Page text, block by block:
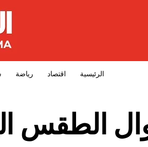
الرئيسية اقتصاد رياضة
اليوم